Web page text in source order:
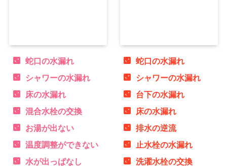
蛇口の水漏れ
シャワーの水漏れ
床の水漏れ
混合水栓の交換
お湯が出ない
温度調整ができない
水が出っぱなし
蛇口の水漏れ
シャワーの水漏れ
台下の水漏れ
床の水漏れ
排水の逆流
止水栓の水漏れ
洗濯水栓の交換